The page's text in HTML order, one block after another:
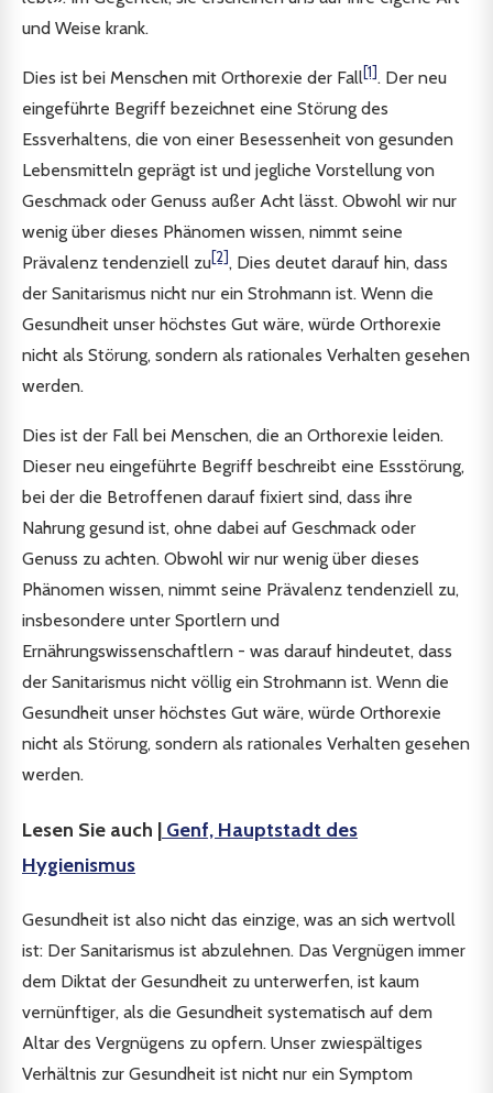
und Weise krank.
Dies ist bei Menschen mit Orthorexie der Fall[1]. Der neu
eingeführte Begriff bezeichnet eine Störung des
Essverhaltens, die von einer Besessenheit von gesunden
Lebensmitteln geprägt ist und jegliche Vorstellung von
Geschmack oder Genuss außer Acht lässt. Obwohl wir nur
wenig über dieses Phänomen wissen, nimmt seine
Prävalenz tendenziell zu[2], Dies deutet darauf hin, dass
der Sanitarismus nicht nur ein Strohmann ist. Wenn die
Gesundheit unser höchstes Gut wäre, würde Orthorexie
nicht als Störung, sondern als rationales Verhalten gesehen
werden.
Dies ist der Fall bei Menschen, die an Orthorexie leiden.
Dieser neu eingeführte Begriff beschreibt eine Essstörung,
bei der die Betroffenen darauf fixiert sind, dass ihre
Nahrung gesund ist, ohne dabei auf Geschmack oder
Genuss zu achten. Obwohl wir nur wenig über dieses
Phänomen wissen, nimmt seine Prävalenz tendenziell zu,
insbesondere unter Sportlern und
Ernährungswissenschaftlern - was darauf hindeutet, dass
der Sanitarismus nicht völlig ein Strohmann ist. Wenn die
Gesundheit unser höchstes Gut wäre, würde Orthorexie
nicht als Störung, sondern als rationales Verhalten gesehen
werden.
Lesen Sie auch | Genf, Hauptstadt des
Hygienismus
Gesundheit ist also nicht das einzige, was an sich wertvoll
ist: Der Sanitarismus ist abzulehnen. Das Vergnügen immer
dem Diktat der Gesundheit zu unterwerfen, ist kaum
vernünftiger, als die Gesundheit systematisch auf dem
Altar des Vergnügens zu opfern. Unser zwiespältiges
Verhältnis zur Gesundheit ist nicht nur ein Symptom